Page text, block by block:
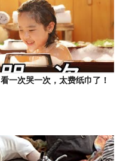
一次哭一次，太费纸巾了！